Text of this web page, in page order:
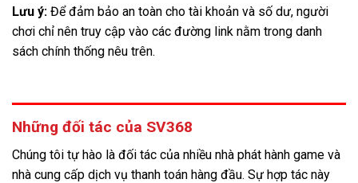
Lưu ý: Để đảm bảo an toàn cho tài khoản và số dư, người
chơi chỉ nên truy cập vào các đường link nằm trong danh
sách chính thống nêu trên.
Những đối tác của SV368
Chúng tôi tự hào là đối tác của nhiều nhà phát hành game và
nhà cung cấp dịch vụ thanh toán hàng đầu. Sự hợp tác này